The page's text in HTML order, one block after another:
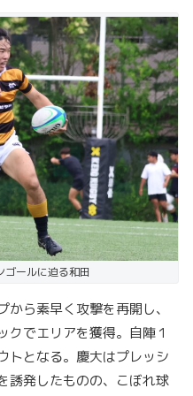
ゴールに迫る和田
ら素早く攻撃を再開し、
クでエリアを獲得。自陣１
トとなる。慶大はプレッシ
誘発したものの、こぼれ球